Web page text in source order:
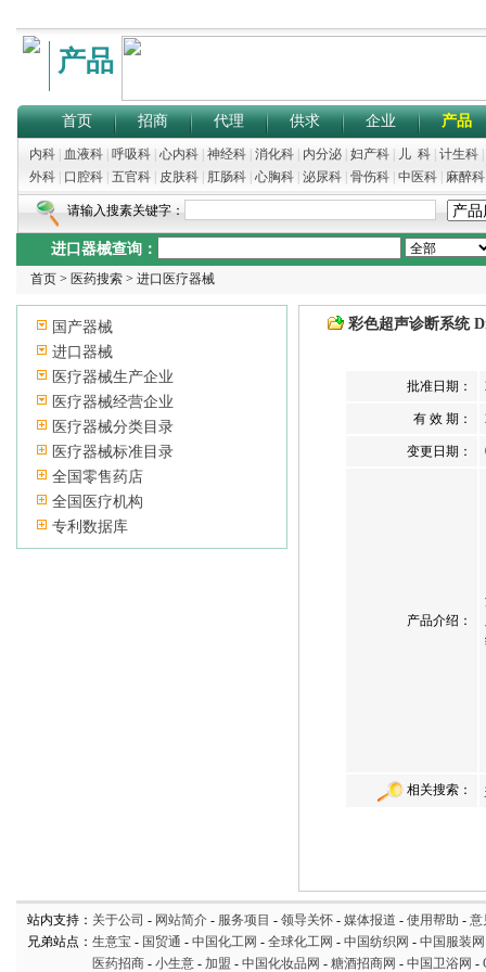
产品
首页 招商 代理 供求 企业 产品
内科| 血液科| 呼吸科| 心内科| 神经科| 消化科| 内分泌| 妇产科 儿 科| 计生科|
外科| 口腔科| 五官科| 皮肤科| 肛肠科| 心胸科| 泌尿科| 骨伤科| 中医科| 麻醉科
请输入搜素关键字：
进口器械查询：
首页 > 医药搜索 > 进口医疗器械
国产器械
进口器械
医疗器械生产企业
医疗器械经营企业
医疗器械分类目录
医疗器械标准目录
全国零售药店
全国医疗机构
专利数据库
彩色超声诊断系统
批准日期：
有 效 期：
变更日期：
产品介绍：
相关搜索：
站内支持： 关于公司 - 网站简介 - 服务项目 - 领导关怀 - 媒体报道 - 使用帮助 - 意
兄弟站点： 生意宝 - 国贸通 - 中国化工网 - 全球化工网 - 中国纺织网 - 中国服装网
医药招商 - 小生意 - 加盟 - 中国化妆品网 - 糖酒招商网 - 中国卫浴网 -